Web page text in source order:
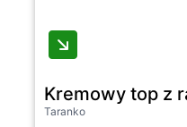
Kremowy top z
Taranko